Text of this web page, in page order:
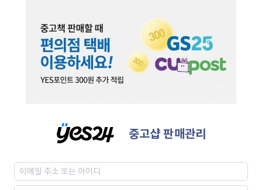
중고샵 판매관리